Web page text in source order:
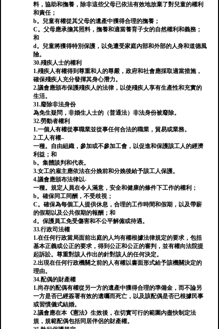
料，協助和撫養，除非這些父母已依法有效地放棄了對兒童的權利
和責任；
b。兒童有權從其父母的遺產中獲得合理的撫養；
C。父母應承擔其照料，撫養和適當養育子女的自然權利和義務；
和
d。兒童將獲得特別保護，以免遭受家庭內部和外部的人身和道德風
險。
30.殘疾人士的權利
1.殘疾人有權得到尊重和人的尊嚴，政府和社會應採取適當措施，
確保殘疾人充分發揮其身心潛力。
2.議會應頒布保護殘疾人的法律，以使殘疾人享有生產性和充實的
生活。
31.廢除非法身份
為免生疑問，非婚生人士的（普通法）非法身份被廢除。
32.勞動者權利
1.一個人有權從事職業並從事任何合法的職業，貿易或業務。
2.工人有權–
一種。自由組織，參加或不參加工會，以促進和保護該工人的經濟
利益；和
b。集體談判和代表。
3.女工的雇主應依法在分娩前和分娩後給予該工人保護。
4.議會應頒布法律以-
一種。規定人員在令人滿意，安全和健康的條件下工作的權利；
b。確保同工同酬，不受歧視；
C。確保為每個工人提供休息，合理的工作時間和假期，以及帶薪
的假期以及公共假期的報酬；和
d。保護員工免受傷害和不公平解僱或待遇。
33.行政司法權
1.在任何行政當局面前出庭的人均有權根據法律規定的要求，包括
基本正義或公正的要求，得到公正和公正的審判，並有權向法院提
起訴訟。尊重對該人作出的針對該人的任何決定。
2.出現在任何行政機關之前的人有權以書面形式給予該機關決定的
理由。
34.配偶的財產權
1.尚存的配偶有權從另一方的遺產中獲得合理的準備金，而不論另
一方是否已經簽署有效的遺囑而死亡，以及該配偶是否已根據民事
或習慣儀式結婚。
2.議會應在本《憲法》生效後，在切實可行的範圍內盡快制定法
規，規範配偶包括同居伴侶的財產權。